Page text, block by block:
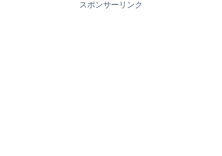
スポンサーリンク